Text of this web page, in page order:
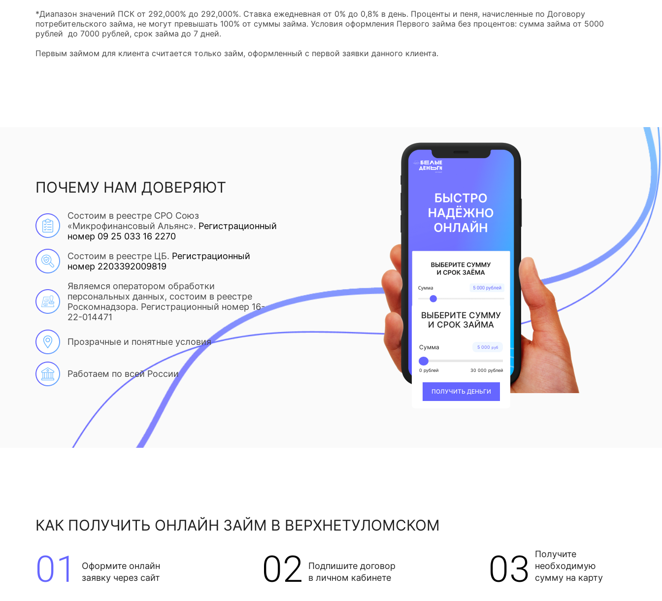
*Диапазон значений ПСК от 292,000% до 292,000%. Ставка ежедневная от 0% до 0,8% в день. Проценты и пеня, начисленные по Договору
потребительского займа, не могут превышать 100% от суммы займа. Условия оформления Первого займа без процентов: сумма займа от 5000
рублей до 7000 рублей, срок займа до 7 дней.
Первым займом для клиента считается только займ, оформленный с первой заявки данного клиента.
ПОЧЕМУ НАМ ДОВЕРЯЮТ
Состоим в реестре СРО Союз
«Микрофинансовый Альянс». Регистрационный
номер 09 25 033 16 2270
Состоим в реестре ЦБ. Регистрационный
номер 2203392009819
Являемся оператором обработки
персональных данных, состоим в реестре
Роскомнадзора. Регистрационный номер 16-
22-014471
Прозрачные и понятные условия
Работаем по всей России
ВЫБЕРИТЕ СУММУ
И СРОК ЗАЙМА
5 000 руб
Сумма
0 рублей 30 000 рублей
ПОЛУЧИТЬ ДЕНЬГИ
КАК ПОЛУЧИТЬ ОНЛАЙН ЗАЙМ В ВЕРХНЕТУЛОМСКОМ
01
Оформите онлайн
заявку через сайт
02
Подпишите договор
в личном кабинете
03
Получите
необходимую
сумму на карту